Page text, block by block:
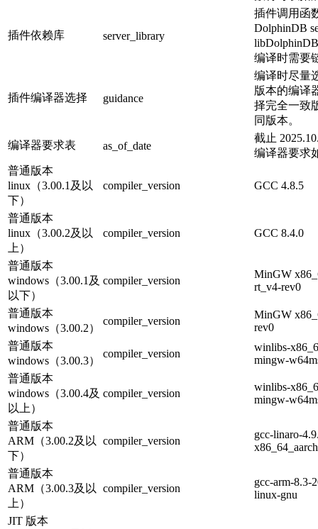
插件依赖库 server_library
插件调用函
DolphinDB
编译时需要
插件编译器选择 guidance
编译时尽量
版本的编译
择完全一致
同版本。
编译器要求表 as_of_date
截止
编译器要求
普通版本
linux（3.00.1及以
下）
compiler_version GCC 4.8.5
普通版本
linux（3.00.2及以
上）
compiler_version GCC 8.4.0
普通版本
windows（3.00.1及
以下）
compiler_version
MinGW
rt_v4-rev0
普通版本
windows（3.00.2）
compiler_version
MinGW
rev0
普通版本
windows（3.00.3）
compiler_version
winlibs-
mingw-
普通版本
windows（3.00.4及
以上）
compiler_version
winlibs-
mingw-
普通版本
ARM（3.00.2及以
下）
compiler_version
gcc-linaro-
普通版本
ARM（3.00.3及以
上）
compiler_version
gcc-arm-8.3-
linux-gnu
JIT 版本